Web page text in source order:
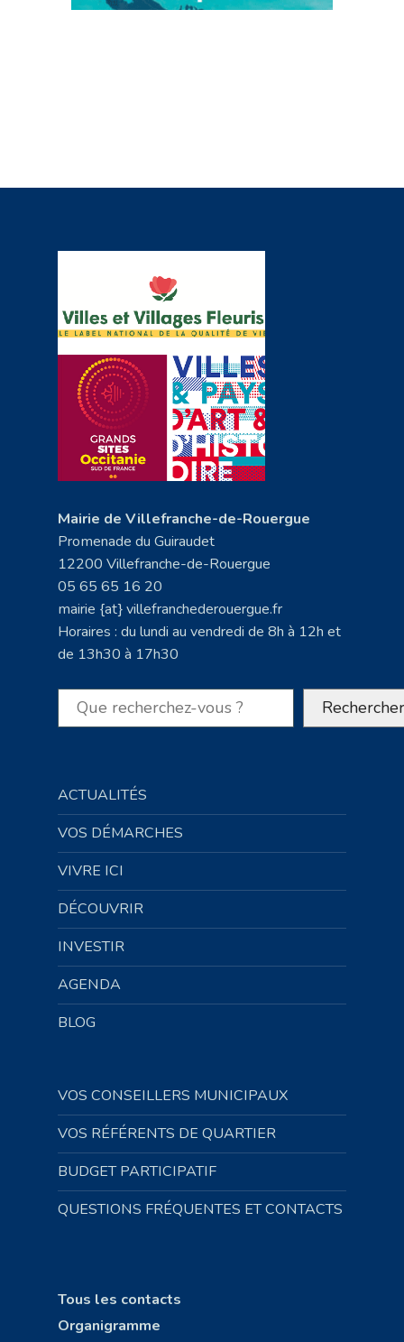
Mairie de Villefranche-de-Rouergue
Promenade du Guiraudet
12200 Villefranche-de-Rouergue
05 65 65 16 20
mairie {at} villefranchederouergue.fr
Horaires : du lundi au vendredi de 8h à 12h et
de 13h30 à 17h30
Rechercher Rechercher
ACTUALITÉS
VOS DÉMARCHES
VIVRE ICI
DÉCOUVRIR
INVESTIR
AGENDA
BLOG
VOS CONSEILLERS MUNICIPAUX
VOS RÉFÉRENTS DE QUARTIER
BUDGET PARTICIPATIF
QUESTIONS FRÉQUENTES ET CONTACTS
Tous les contacts
Organigramme